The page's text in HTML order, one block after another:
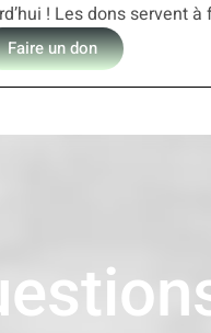
! Les dons servent
Faire un don